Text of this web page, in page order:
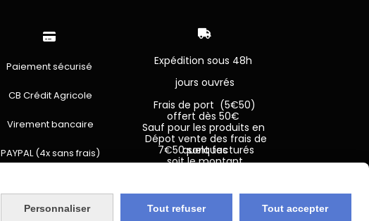

Paiement sécurisé
CB Crédit Agricole
Virement bancaire
PAYPAL (4x sans frais)

Expédition sous 48h
jours ouvrés
Frais de port (5€50)
offert dès 50€
Sauf pour les produits en
Dépot vente des frais de
7€50 sont facturés quelques
soit le montant.
Personnaliser Tout refuser Tout accepter